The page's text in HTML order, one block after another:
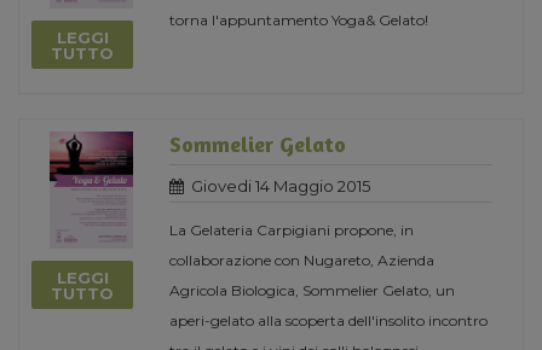
LEGGI
TUTTO
torna l'appuntamento Yoga& Gelato!
LEGGI
TUTTO
Sommelier Gelato
Giovedi 14 Maggio 2015
La Gelateria Carpigiani propone, in
collaborazione con Nugareto, Azienda
Agricola Biologica, Sommelier Gelato, un
aperi-gelato alla scoperta dell'insolito incontro